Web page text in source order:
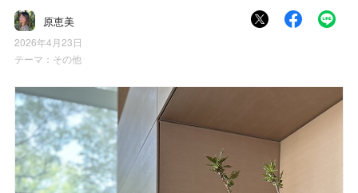
原恵美
2026年4月23日
テーマ： その他